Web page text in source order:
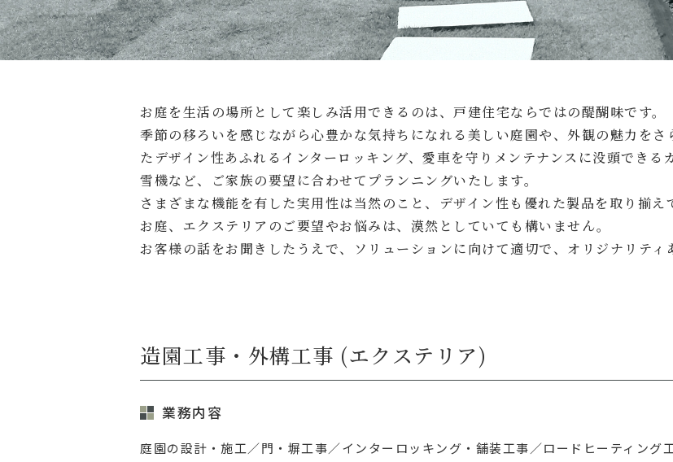
お庭を生活の場所として楽しみ活用できるのは、戸建住宅ならではの醍醐味です。
季節の移ろいを感じながら心豊かな気持ちになれる美しい庭園や、外観の魅力を
たデザイン性あふれるインターロッキング、愛車を守りメンテナンスに没頭でき
雪機など、ご家族の要望に合わせてプランニングいたします。
さまざまな機能を有した実用性は当然のこと、デザイン性も優れた製品を取り揃え
お庭、エクステリアのご要望やお悩みは、漠然としていても構いません。
お客様の話をお聞きしたうえで、ソリューションに向けて適切で、オリジナリティ
造園工事・外構工事 (エクステリア)
業務内容
庭園の設計・施工／門・塀工事／インターロッキング・舗装工事／ロードヒーティング